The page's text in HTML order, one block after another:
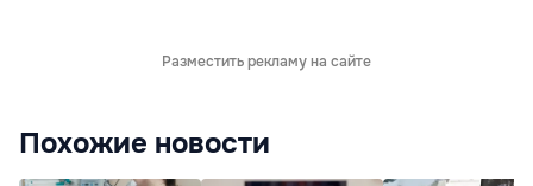
Разместить рекламу на сайте
Похожие новости